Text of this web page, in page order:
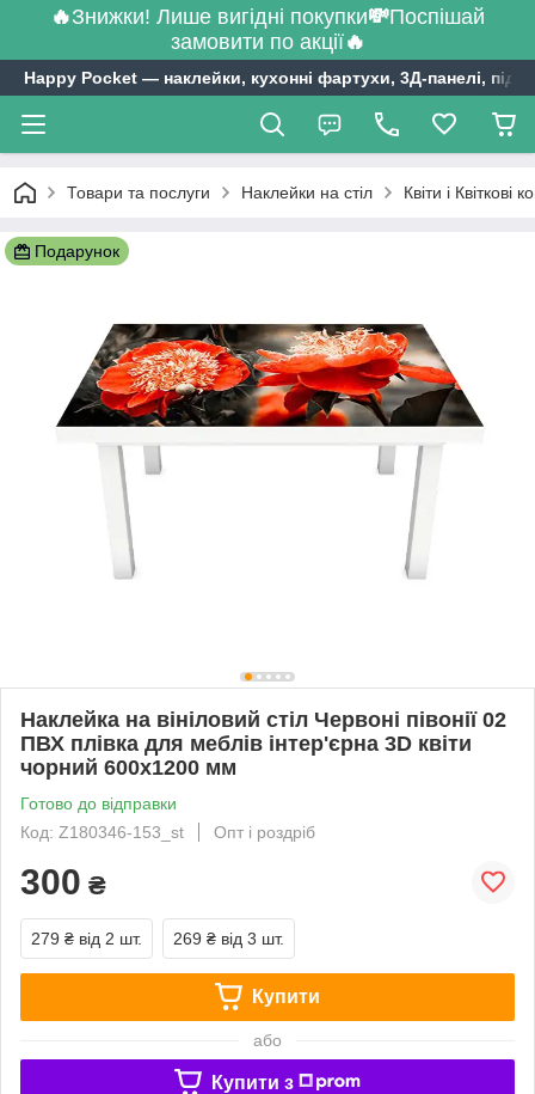
🔥Знижки! Лише вигідні покупки💸Поспішай
замовити по акції🔥
Happy Pocket ― наклейки, кухонні фартухи, 3Д-панелі,
Товари та послуги Наклейки на стіл Квіти і Квіткові
Подарунок
Наклейка на вініловий стіл Червоні півонії 02
ПВХ плівка для меблів інтер'єрна 3D квіти
чорний 600х1200 мм
Готово до відправки
Код: Z180346-153_st
Опт і роздріб
300 ₴
279 ₴ від 2 шт. 269 ₴ від 3 шт.
Купити
або
Купити з